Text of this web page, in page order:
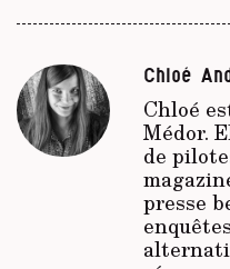
Chloé
Chloé
Médor.
de
presse